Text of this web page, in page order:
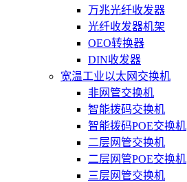
万兆光纤收发器
光纤收发器机架
OEO转换器
DIN收发器
宽温工业以太网交换机
非网管交换机
智能拨码交换机
智能拨码POE交换机
二层网管交换机
二层网管POE交换机
三层网管交换机